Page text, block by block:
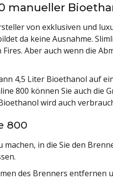
manueller
von exklusiven und
da keine Ausnahme.
Aber auch wenn die
4,5 Liter Bioethanol auf
800 können Sie auch die
wird auch
800
in die Sie den
des Brenners entfernen